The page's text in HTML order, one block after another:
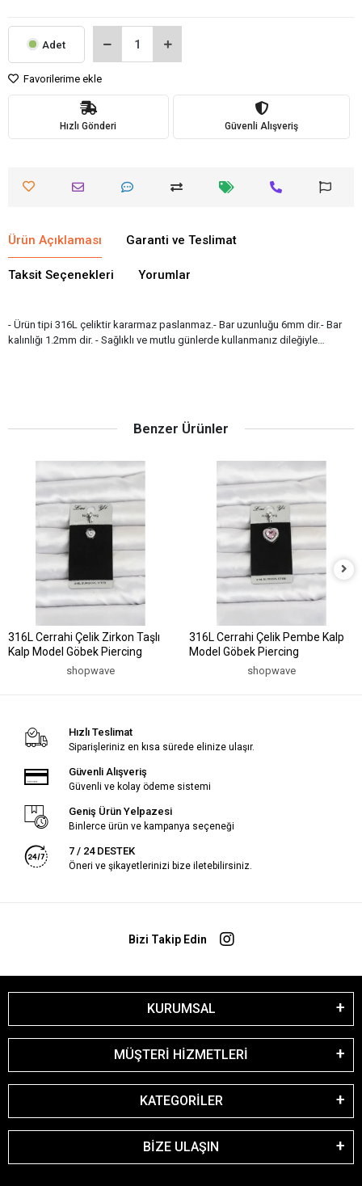
Adet
Favorilerime ekle
Hızlı Gönderi Güvenli Alışveriş
Ürün Açıklaması Garanti ve Teslimat
Taksit Seçenekleri Yorumlar
- Ürün tipi 316L çeliktir kararmaz paslanmaz.- Bar uzunluğu 6mm dir.- Bar
kalınlığı 1.2mm dir. - Sağlıklı ve mutlu günlerde kullanmanız dileğiyle…
Benzer Ürünler
316L Cerrahi Çelik Zirkon Taşlı
Kalp Model Göbek Piercing
shopwave
316L Cerrahi Çelik Pembe Kalp
Model Göbek Piercing
shopwave
Hızlı Teslimat
Siparişleriniz en kısa sürede elinize ulaşır.
Güvenli Alışveriş
Güvenli ve kolay ödeme sistemi
Geniş Ürün Yelpazesi
Binlerce ürün ve kampanya seçeneği
7 / 24 DESTEK
Öneri ve şikayetlerinizi bize iletebilirsiniz.
Bizi Takip Edin
KURUMSAL
MÜŞTERİ HİZMETLERİ
KATEGORİLER
BİZE ULAŞIN